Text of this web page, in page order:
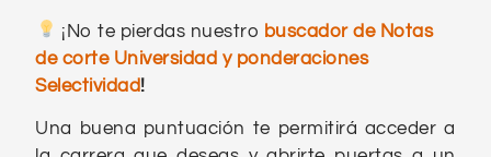
¡No te pierdas nuestro buscador de Notas
de corte Universidad y ponderaciones
Selectividad!
Una buena puntuación te permitirá acceder a